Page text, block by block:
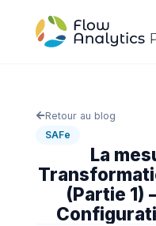
Retour au blog
SAFe
La
(Partie 1)